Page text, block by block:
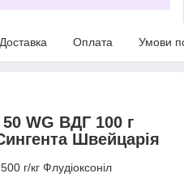
Доставка Оплата Умови
WG ВДГ 100 г
Швейцарія
500 г/кг Флудіоксоніл